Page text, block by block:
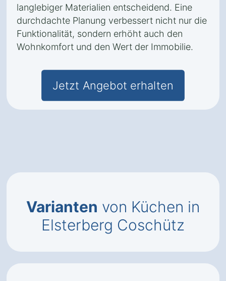
langlebiger Materialien entscheidend. Eine
durchdachte Planung verbessert nicht nur die
Funktionalität, sondern erhöht auch den
Wohnkomfort und den Wert der Immobilie.
Jetzt Angebot erhalten
Varianten von Küchen in
Elsterberg Coschütz